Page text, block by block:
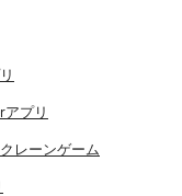
プリ
レーンゲーム